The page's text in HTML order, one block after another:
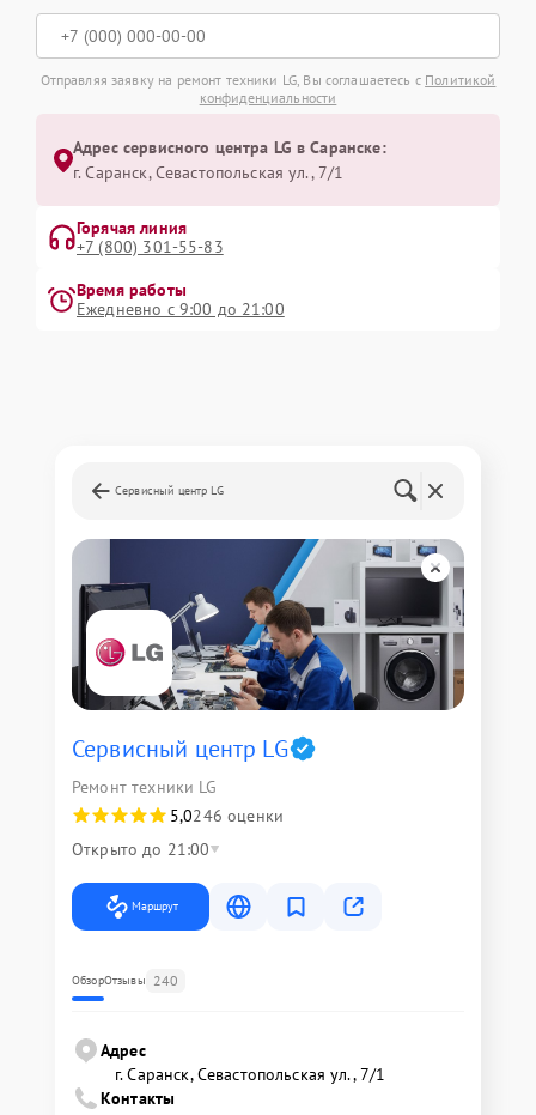
Отправляя заявку на ремонт техники LG, Вы соглашаетесь с Политикой
конфиденциальности
Адрес сервисного центра LG в Саранске:
г. Саранск, Севастопольская ул., 7/1
Горячая линия
+7 (800) 301-55-83
Время работы
Ежедневно с 9:00 до 21:00
Сервисный центр LG
Сервисный центр LG
Ремонт техники LG
5,0246 оценки
Открыто до 21:00
Маршрут
ОбзорОтзывы 240
Адрес
г. Саранск, Севастопольская ул., 7/1
Контакты